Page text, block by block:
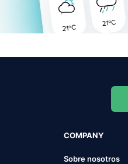
COMPANY
Sobre nosotros